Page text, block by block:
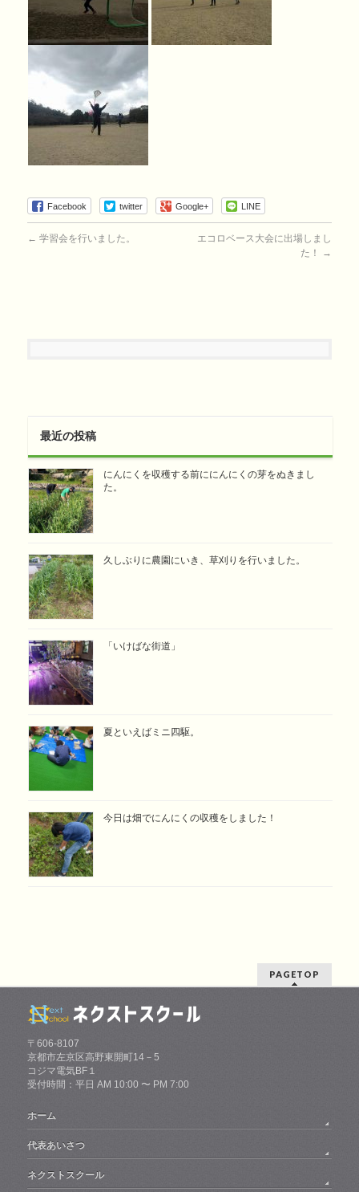
Facebook twitter Google+ LINE
← 学習会を行いました。
エコロベース大会に出場しまし
た！
→
最近の投稿
にんにくを収穫する前ににんにくの芽をぬきまし
た。
久しぶりに農園にいき、草刈りを行いました。
「いけばな街道」
夏といえばミニ四駆。
今日は畑でにんにくの収穫をしました！
PAGETOP
〒606-8107
京都市左京区高野東開町14－5
コジマ電気BF１
受付時間：平日 AM 10:00 〜 PM 7:00
ホーム
代表あいさつ
ネクストスクール